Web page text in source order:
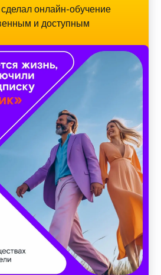
онлайн-обучение
и доступным